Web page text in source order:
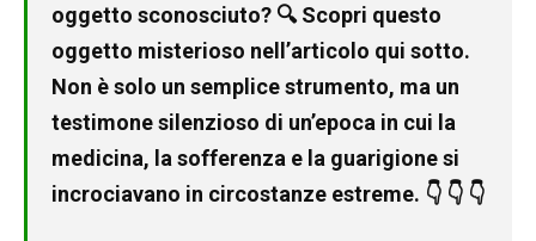
oggetto sconosciuto? 🔍 Scopri questo
oggetto misterioso nell’articolo qui sotto.
Non è solo un semplice strumento, ma un
testimone silenzioso di un’epoca in cui la
medicina, la sofferenza e la guarigione si
incrociavano in circostanze estreme. 👇 👇 👇